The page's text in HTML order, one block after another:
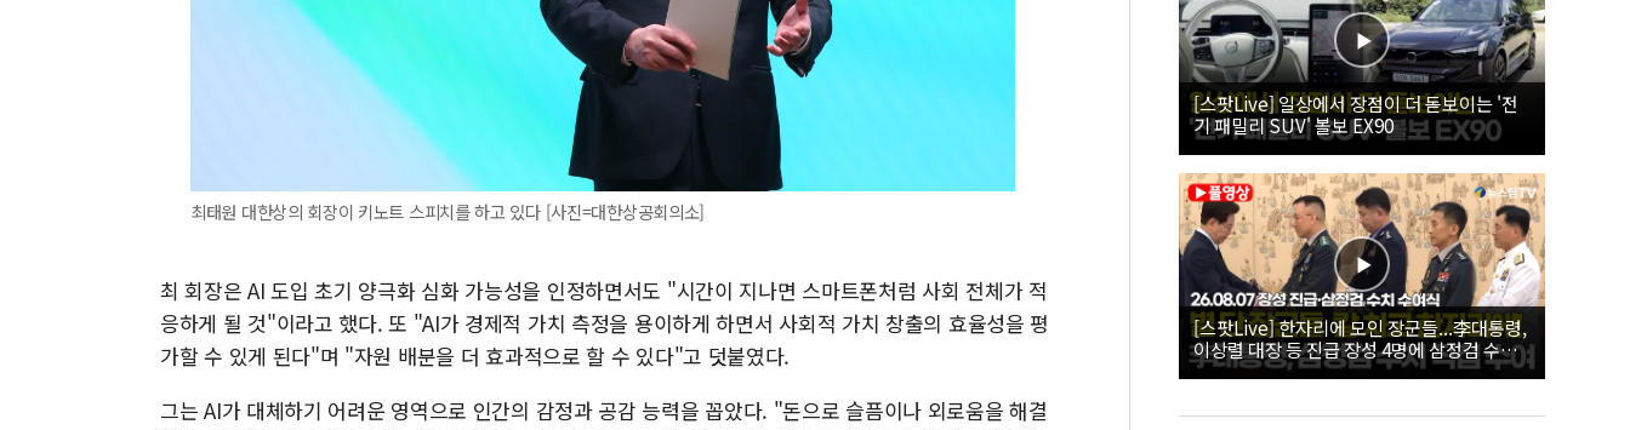
최태원 대한상의 회장이 키노트 스피치를 하고 있다 [사진=대한상공회의소]
최 회장은 AI 도입 초기 양극화 심화 가능성을 인정하면서도 "시간이 지나면 스마트폰처럼 사회 전체가 적
응하게 될 것"이라고 했다. 또 "AI가 경제적 가치 측정을 용이하게 하면서 사회적 가치 창출의 효율성을 평
가할 수 있게 된다"며 "자원 배분을 더 효과적으로 할 수 있다"고 덧붙였다.
그는 AI가 대체하기 어려운 영역으로 인간의 감정과 공감 능력을 꼽았다. "돈으로 슬픔이나 외로움을 해결
[스팟Live] 일상에서 장점이 더 돋보이는 '전
기 패밀리 SUV' 볼보 EX90
[스팟Live] 한자리에 모인 장군들...李대통령,
이상렬 대장 등 진급 장성 4명에 삼정검 수치
직접 수여｜26.08.07 장성 진급·삼정검 수치